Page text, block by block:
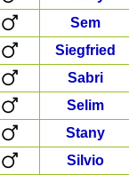
Sem
Siegfried
Sabri
Selim
Stany
Silvio